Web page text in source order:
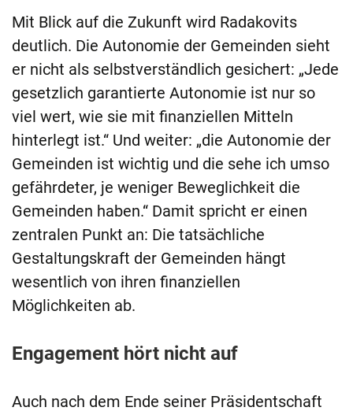
Mit Blick auf die Zukunft wird Radakovits
deutlich. Die Autonomie der Gemeinden sieht
er nicht als selbstverständlich gesichert: „Jede
gesetzlich garantierte Autonomie ist nur so
viel wert, wie sie mit finanziellen Mitteln
hinterlegt ist.“ Und weiter: „die Autonomie der
Gemeinden ist wichtig und die sehe ich umso
gefährdeter, je weniger Beweglichkeit die
Gemeinden haben.“ Damit spricht er einen
zentralen Punkt an: Die tatsächliche
Gestaltungskraft der Gemeinden hängt
wesentlich von ihren finanziellen
Möglichkeiten ab.
Engagement hört nicht auf
Auch nach dem Ende seiner Präsidentschaft